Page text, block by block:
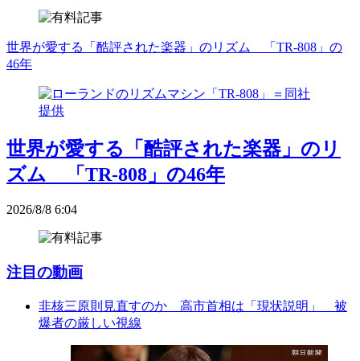
世界が愛する「酷評された楽器」のリズム 「TR-808」の
46年
世界が愛する「酷評された楽器」のリ
ズム 「TR-808」の46年
2026/8/8 6:04
注目の動画
非核三原則見直すのか 高市首相は「現状説明」 被
爆者の厳しい視線